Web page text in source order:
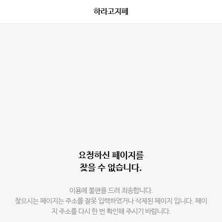
하라고지페
요청하신 페이지를
찾을 수 없습니다.
이용에 불편을 드려 죄송합니다.
찾으시는 페이지는 주소를 잘못 입력하였거나 삭제된 페이지 입니다. 페이
지 주소를 다시 한 번 확인해 주시기 바랍니다.